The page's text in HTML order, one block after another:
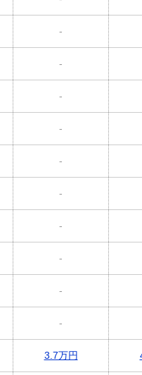
-
-
-
-
-
-
-
-
-
-
3.7万円